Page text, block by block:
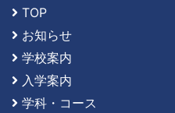
TOP
お知らせ
学校案内
入学案内
学科・コース